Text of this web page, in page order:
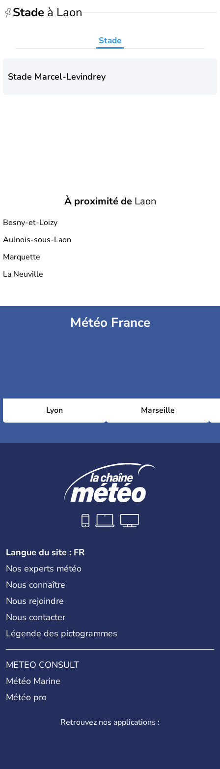
Histoire et administration
Stade à Laon
Stade
Stade Marcel-Levindrey
À proximité deLaon
Besny-et-Loizy
Aulnois-sous-Laon
Marquette
La Neuville
Météo France
Lyon Marseille
Langue du site : FR
Nos experts météo
Nous connaître
Nous rejoindre
Nous contacter
Légende des pictogrammes
METEO CONSULT
Météo Marine
Météo pro
Retrouvez nos applications :